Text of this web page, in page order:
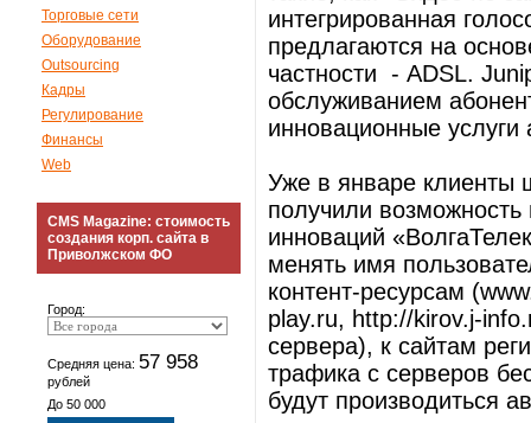
Торговые сети
Оборудование
Outsourcing
Кадры
Регулирование
Финансы
Web
CMS Magazine: стоимость
создания корп. сайта в
Приволжском ФО
Город:
Средняя цена: 57 958
рублей
До 50 000
интегрированная
предлагаются на
частности - ADSL.
обслуживанием
инновационные
Уже в январе клиенты
получили
инноваций
менять имя
контент-ресурсам
play.ru, http://kirov.j-
сервера), к сайтам
трафика с серверов
будут производиться